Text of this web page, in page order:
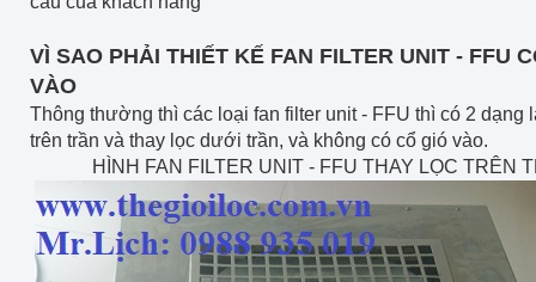
VÌ SAO PHẢI THIẾT KẾ FAN FILTER UNIT - FFU
VÀO
Thông thường thì các loại fan filter unit - FFU thì có 2 dạng
trên trần và thay lọc dưới trần, và không có cổ gió vào.
HÌNH FAN FILTER UNIT - FFU THAY LỌC TRÊN